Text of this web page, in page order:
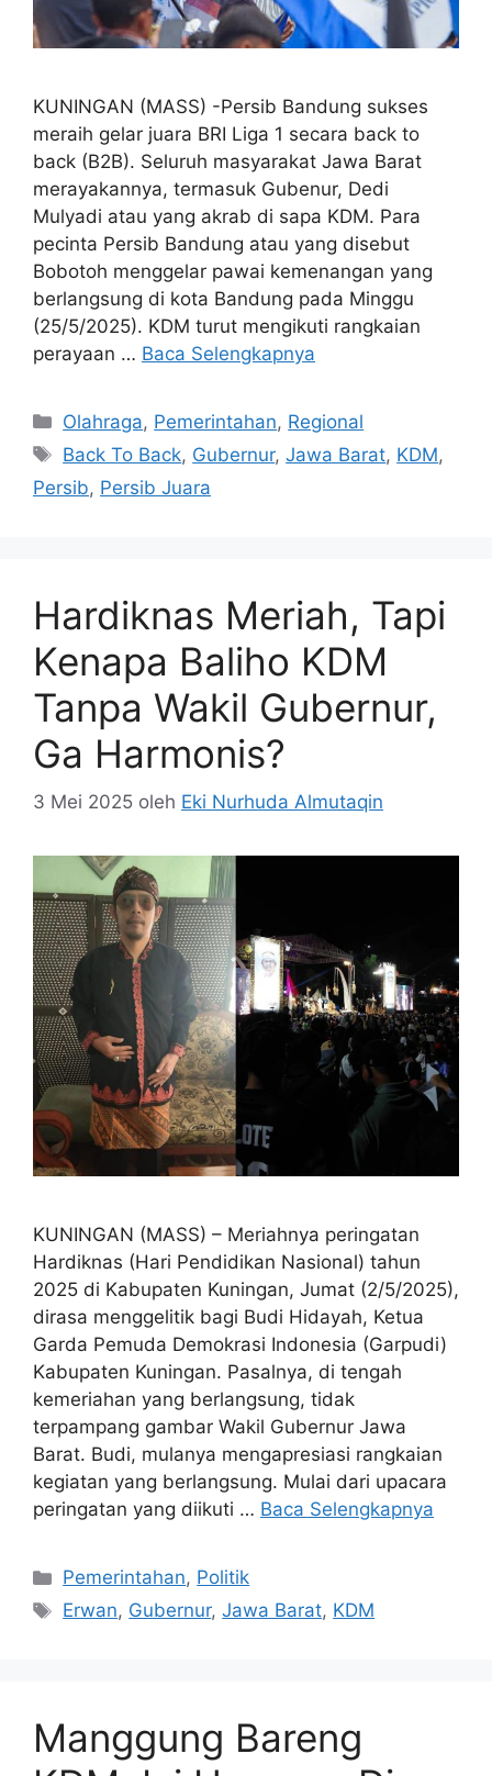
KUNINGAN (MASS) -Persib Bandung sukses
meraih gelar juara BRI Liga 1 secara back to
back (B2B). Seluruh masyarakat Jawa Barat
merayakannya, termasuk Gubenur, Dedi
Mulyadi atau yang akrab di sapa KDM. Para
pecinta Persib Bandung atau yang disebut
Bobotoh menggelar pawai kemenangan yang
berlangsung di kota Bandung pada Minggu
(25/5/2025). KDM turut mengikuti rangkaian
perayaan … Baca Selengkapnya
Kategori
Olahraga, Pemerintahan, Regional
Tag
Back To Back, Gubernur,Jawa Barat, KDM,
Persib, Persib Juara
Hardiknas Meriah, Tapi
Kenapa Baliho KDM
Tanpa Wakil Gubernur,
Ga Harmonis?
3 Mei 2025 oleh Eki Nurhuda Almutaqin
KUNINGAN (MASS) – Meriahnya peringatan
Hardiknas (Hari Pendidikan Nasional) tahun
2025 di Kabupaten Kuningan, Jumat (2/5/2025),
dirasa menggelitik bagi Budi Hidayah, Ketua
Garda Pemuda Demokrasi Indonesia (Garpudi)
Kabupaten Kuningan. Pasalnya, di tengah
kemeriahan yang berlangsung, tidak
terpampang gambar Wakil Gubernur Jawa
Barat. Budi, mulanya mengapresiasi rangkaian
kegiatan yang berlangsung. Mulai dari upacara
peringatan yang diikuti … Baca Selengkapnya
Kategori
Pemerintahan, Politik
Tag
Erwan, Gubernur,Jawa Barat, KDM
Manggung Bareng